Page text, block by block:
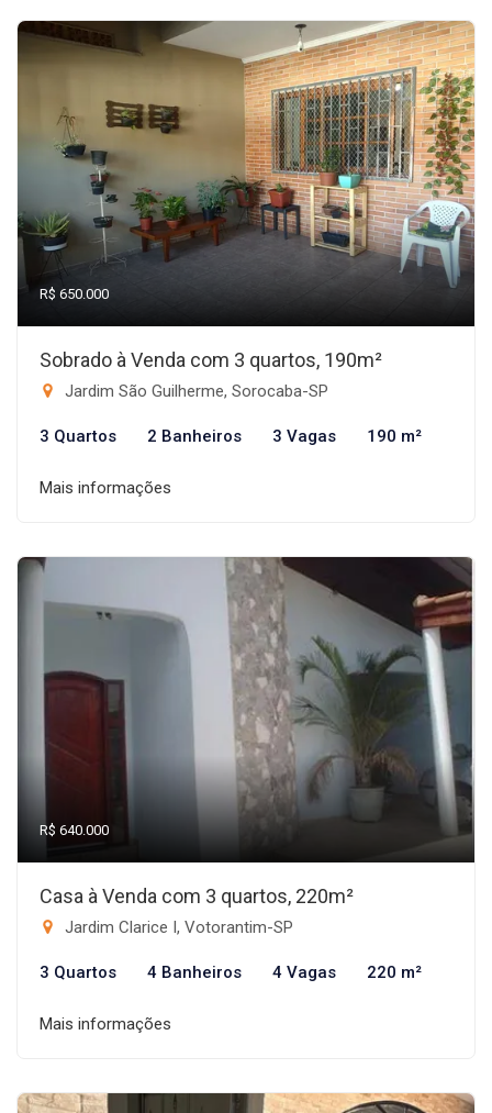
R$ 650.000
Sobrado à Venda com 3 quartos, 190m²
Jardim São Guilherme, Sorocaba-SP
3 Quartos 2 Banheiros 3 Vagas 190 m²
Mais informações
R$ 640.000
Casa à Venda com 3 quartos, 220m²
Jardim Clarice I, Votorantim-SP
3 Quartos 4 Banheiros 4 Vagas 220 m²
Mais informações